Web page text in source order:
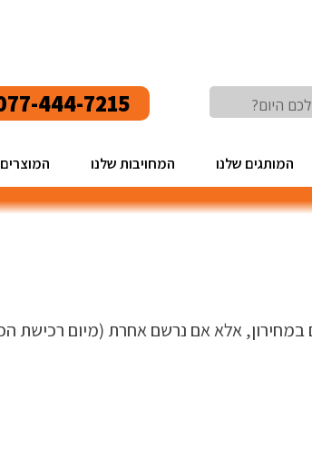
444-7215
המותגים שלנו המחויבות שלנו
המופיעים במחירון, אלא אם נרשם אחרת (מיום